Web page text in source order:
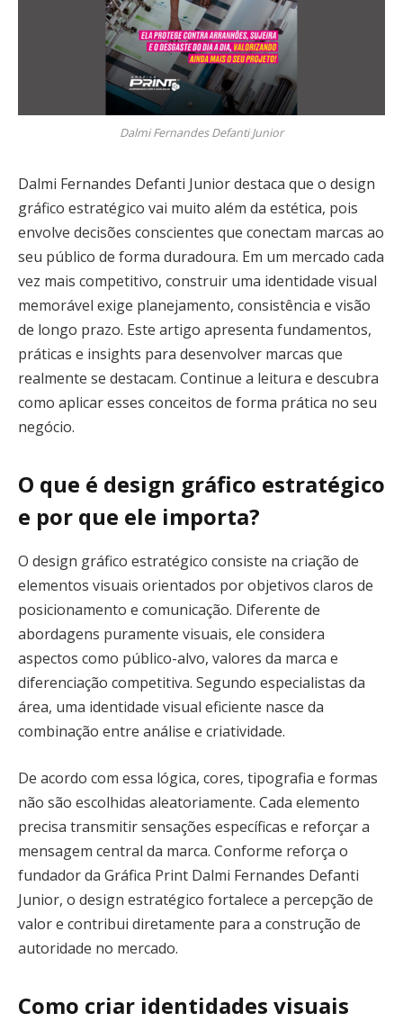
Dalmi Fernandes Defanti Junior
Dalmi Fernandes Defanti Junior destaca que o design
gráfico estratégico vai muito além da estética, pois
envolve decisões conscientes que conectam marcas ao
seu público de forma duradoura. Em um mercado cada
vez mais competitivo, construir uma identidade visual
memorável exige planejamento, consistência e visão
de longo prazo. Este artigo apresenta fundamentos,
práticas e insights para desenvolver marcas que
realmente se destacam. Continue a leitura e descubra
como aplicar esses conceitos de forma prática no seu
negócio.
O que é design gráfico estratégico
e por que ele importa?
O design gráfico estratégico consiste na criação de
elementos visuais orientados por objetivos claros de
posicionamento e comunicação. Diferente de
abordagens puramente visuais, ele considera
aspectos como público-alvo, valores da marca e
diferenciação competitiva. Segundo especialistas da
área, uma identidade visual eficiente nasce da
combinação entre análise e criatividade.
De acordo com essa lógica, cores, tipografia e formas
não são escolhidas aleatoriamente. Cada elemento
precisa transmitir sensações específicas e reforçar a
mensagem central da marca. Conforme reforça o
fundador da Gráfica Print Dalmi Fernandes Defanti
Junior, o design estratégico fortalece a percepção de
valor e contribui diretamente para a construção de
autoridade no mercado.
Como criar identidades visuais